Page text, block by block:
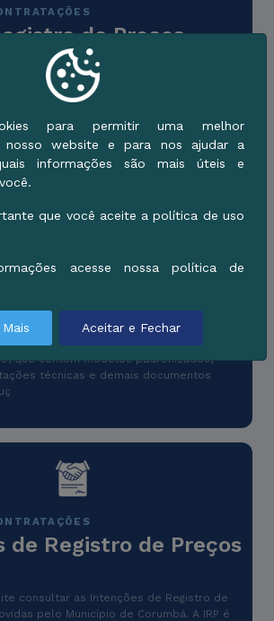
de Preços
consultar as Atas de Registro de Preços
de Corumbá, celebradas em
licitatórios realizados pelo
Documentos e
Contratações
aos servidores municipais consultar o
que contém modelos padronizados,
técnicas e demais documentos
de Registro de Preços
consultar as Intenções de Registro de
pelo Município de Corumbá. A IRP é
para permitir uma melhor
nosso website e para nos ajudar a
informações são mais úteis e
que você aceite a política de uso
acesse nossa política de
Aceitar e Fechar